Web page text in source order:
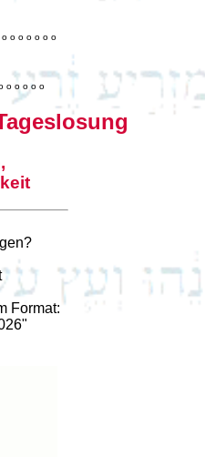
o o o o o o o
o o o o o
Format:
"